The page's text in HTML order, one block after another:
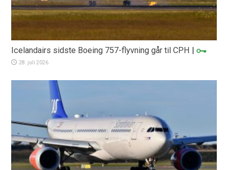
Icelandairs sidste Boeing 757-flyvning går til CPH |
28. juli 2026